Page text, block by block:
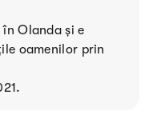
Olanda și e
oamenilor prin